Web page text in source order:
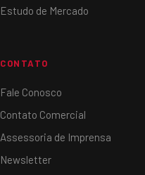
Estudo de Mercado
CONTATO
Fale Conosco
Contato Comercial
Assessoria de Imprensa
Newsletter